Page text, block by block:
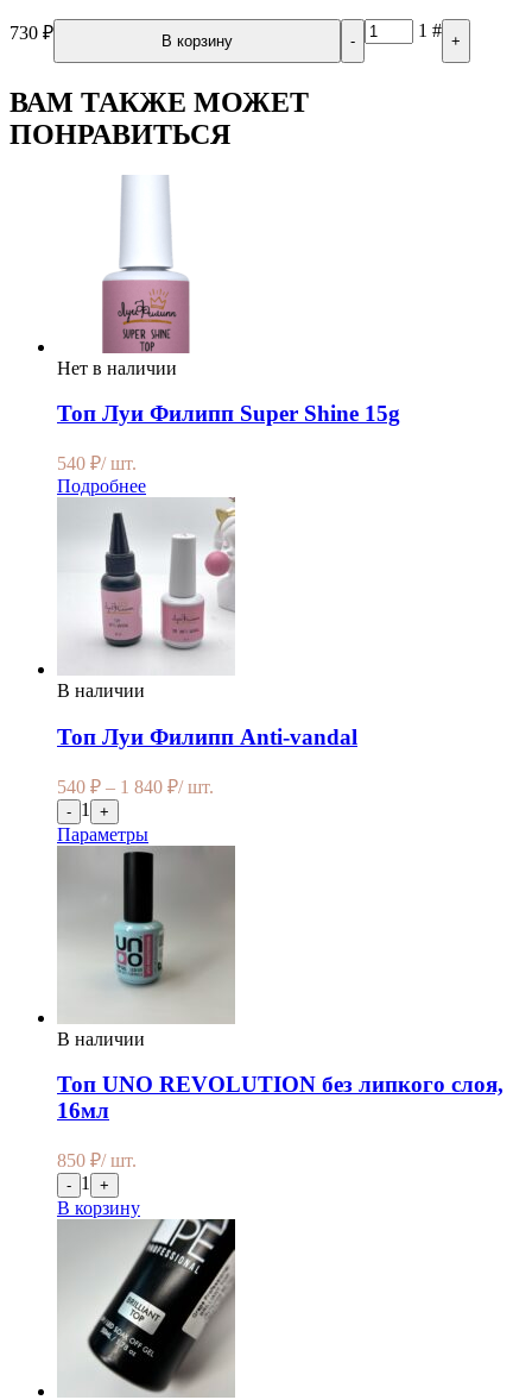
-
1 #
+
730 ₽ В корзину
ВАМ ТАКЖЕ МОЖЕТ
ПОНРАВИТЬСЯ
Нет в наличии
Топ Луи Филипп Super Shine 15g
540 ₽/ шт.
Подробнее
В наличии
Топ Луи Филипп Anti-vandal
540 ₽ – 1 840 ₽/ шт.
- 1 +
Параметры
В наличии
Топ UNO REVOLUTION без липкого слоя,
16мл
850 ₽/ шт.
- 1 +
В корзину